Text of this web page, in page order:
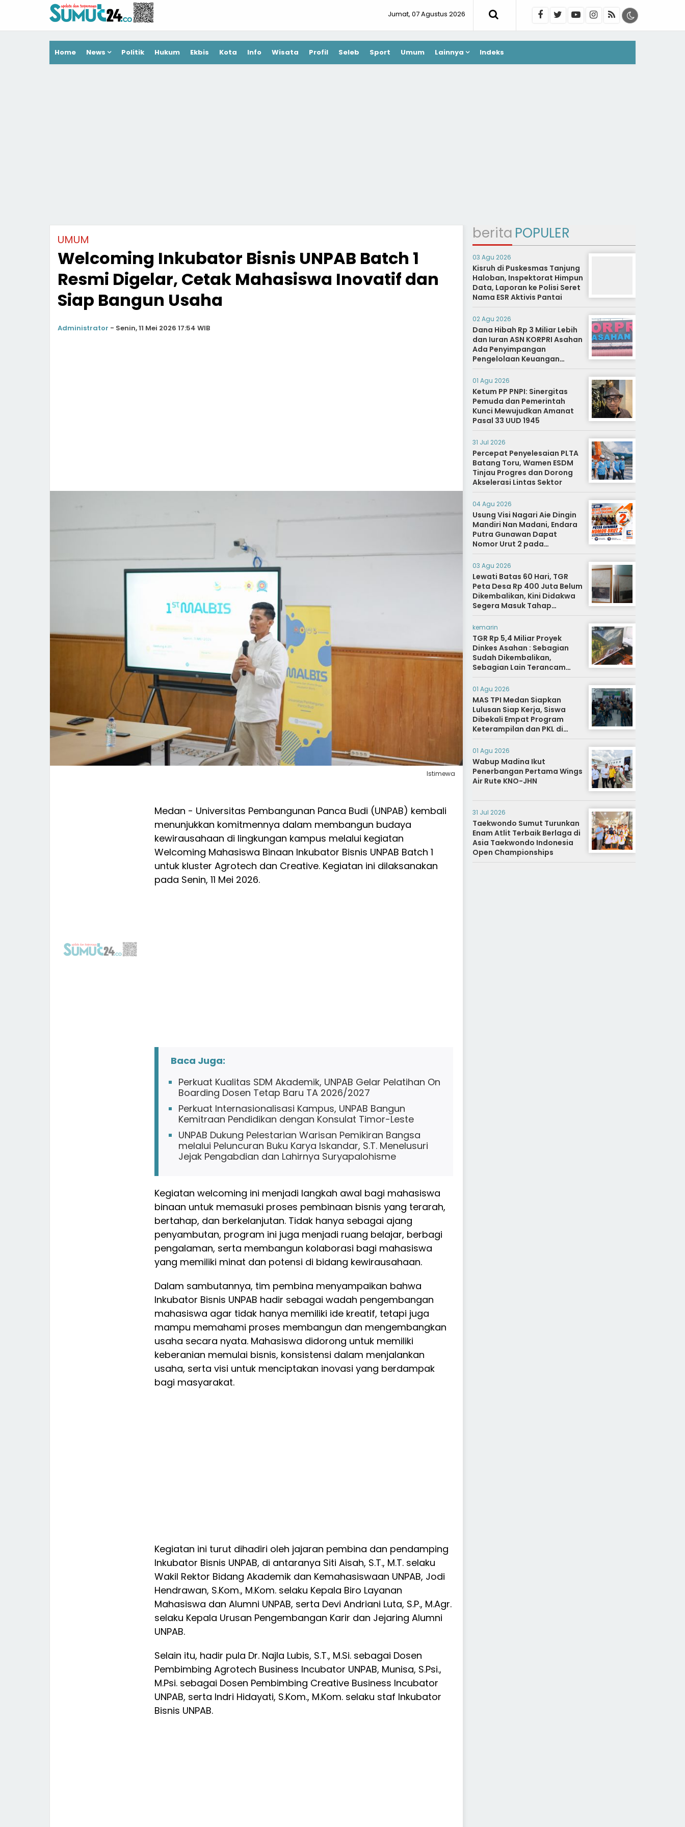
Jumat, 07 Agustus 2026
Home News Politik Hukum Ekbis Kota Info Wisata Profil Seleb Sport Umum Lainnya Indeks
UMUM
Welcoming Inkubator Bisnis UNPAB Batch 1
Resmi Digelar, Cetak Mahasiswa Inovatif dan
Siap Bangun Usaha
Administrator - Senin, 11 Mei 2026 17:54 WIB
Istimewa
Medan - Universitas Pembangunan Panca Budi (UNPAB) kembali
menunjukkan komitmennya dalam membangun budaya
kewirausahaan di lingkungan kampus melalui kegiatan
Welcoming Mahasiswa Binaan Inkubator Bisnis UNPAB Batch 1
untuk kluster Agrotech dan Creative. Kegiatan ini dilaksanakan
pada Senin, 11 Mei 2026.
Baca Juga:
Perkuat Kualitas SDM Akademik, UNPAB Gelar Pelatihan On
Boarding Dosen Tetap Baru TA 2026/2027
Perkuat Internasionalisasi Kampus, UNPAB Bangun
Kemitraan Pendidikan dengan Konsulat Timor-Leste
UNPAB Dukung Pelestarian Warisan Pemikiran Bangsa
melalui Peluncuran Buku Karya Iskandar, S.T. Menelusuri
Jejak Pengabdian dan Lahirnya Suryapalohisme
Kegiatan welcoming ini menjadi langkah awal bagi mahasiswa
binaan untuk memasuki proses pembinaan bisnis yang terarah,
bertahap, dan berkelanjutan. Tidak hanya sebagai ajang
penyambutan, program ini juga menjadi ruang belajar, berbagi
pengalaman, serta membangun kolaborasi bagi mahasiswa
yang memiliki minat dan potensi di bidang kewirausahaan.
Dalam sambutannya, tim pembina menyampaikan bahwa
Inkubator Bisnis UNPAB hadir sebagai wadah pengembangan
mahasiswa agar tidak hanya memiliki ide kreatif, tetapi juga
mampu memahami proses membangun dan mengembangkan
usaha secara nyata. Mahasiswa didorong untuk memiliki
keberanian memulai bisnis, konsistensi dalam menjalankan
usaha, serta visi untuk menciptakan inovasi yang berdampak
bagi masyarakat.
Kegiatan ini turut dihadiri oleh jajaran pembina dan pendamping
Inkubator Bisnis UNPAB, di antaranya Siti Aisah, S.T., M.T. selaku
Wakil Rektor Bidang Akademik dan Kemahasiswaan UNPAB, Jodi
Hendrawan, S.Kom., M.Kom. selaku Kepala Biro Layanan
Mahasiswa dan Alumni UNPAB, serta Devi Andriani Luta, S.P., M.Agr.
selaku Kepala Urusan Pengembangan Karir dan Jejaring Alumni
UNPAB.
Selain itu, hadir pula Dr. Najla Lubis, S.T., M.Si. sebagai Dosen
Pembimbing Agrotech Business Incubator UNPAB, Munisa, S.Psi.,
M.Psi. sebagai Dosen Pembimbing Creative Business Incubator
UNPAB, serta Indri Hidayati, S.Kom., M.Kom. selaku staf Inkubator
Bisnis UNPAB.
berita POPULER
03 Agu 2026
Kisruh di Puskesmas Tanjung
Haloban, Inspektorat Himpun
Data, Laporan ke Polisi Seret
Nama ESR Aktivis Pantai
02 Agu 2026
Dana Hibah Rp 3 Miliar Lebih
dan Iuran ASN KORPRI Asahan
Ada Penyimpangan
Pengelolaan Keuangan
Dipertanyakan, Aparat
Diminta Segera Usut
01 Agu 2026
Ketum PP PNPI: Sinergitas
Pemuda dan Pemerintah
Kunci Mewujudkan Amanat
Pasal 33 UUD 1945
31 Jul 2026
Percepat Penyelesaian PLTA
Batang Toru, Wamen ESDM
Tinjau Progres dan Dorong
Akselerasi Lintas Sektor
04 Agu 2026
Usung Visi Nagari Aie Dingin
Mandiri Nan Madani, Endara
Putra Gunawan Dapat
Nomor Urut 2 pada
Penetapan Calon Wali
Nagari.
03 Agu 2026
Lewati Batas 60 Hari, TGR
Peta Desa Rp 400 Juta Belum
Dikembalikan, Kini Didakwa
Segera Masuk Tahap
Penyidikan
kemarin
TGR Rp 5,4 Miliar Proyek
Dinkes Asahan : Sebagian
Sudah Dikembalikan,
Sebagian Lain Terancam
Sanksi Hukuman Berat
01 Agu 2026
MAS TPI Medan Siapkan
Lulusan Siap Kerja, Siswa
Dibekali Empat Program
Keterampilan dan PKL di
Dunia Industri
01 Agu 2026
Wabup Madina Ikut
Penerbangan Pertama Wings
Air Rute KNO-JHN
31 Jul 2026
Taekwondo Sumut Turunkan
Enam Atlit Terbaik Berlaga di
Asia Taekwondo Indonesia
Open Championships